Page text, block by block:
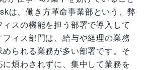
は、働き方革命事業部という、弊
スの機能を担う部署で導入して
ィス部門は、給与や経理の業務
られる業務が多い部署です。そ
煩わされずに、集中して業務を